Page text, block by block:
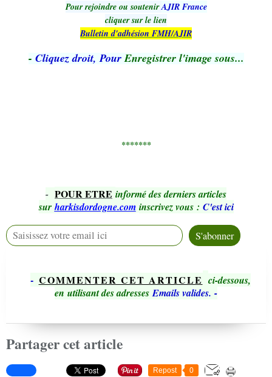
Pour rejoindre ou soutenirAJIR France
cliquer sur le lien
Bulletin d'adhésion FMH/AJIR
- Cliquez droit, PourEnregistrer l'image sous...
*******
- POUR ETRE informé des derniers articles
sur harkisdordogne.com inscrivez vous : C'est ici
- COMMENTER CET ARTICLE ci-dessous,
en utilisant des adressesEmails valides. -
Partager cet article
Repost 0